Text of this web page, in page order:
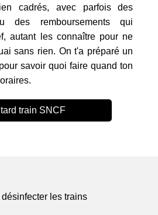
cadrés, avec parfois des
des remboursements qui
autant les connaître pour ne
sans rien. On t'a préparé un
savoir quoi faire quand ton
train SNCF